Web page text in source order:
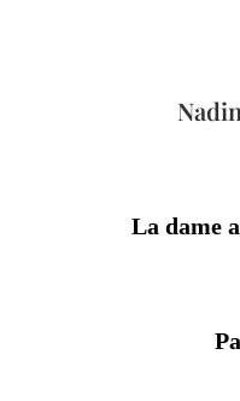
La dame